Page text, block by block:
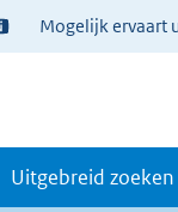
Mogelijk ervaart
Uitgebreid zoeken